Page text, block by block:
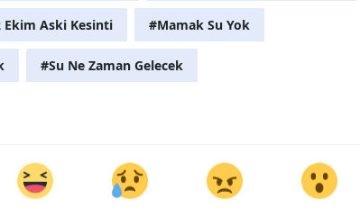
Ekim Aski Kesinti #Mamak Su Yok
#Su Ne Zaman Gelecek